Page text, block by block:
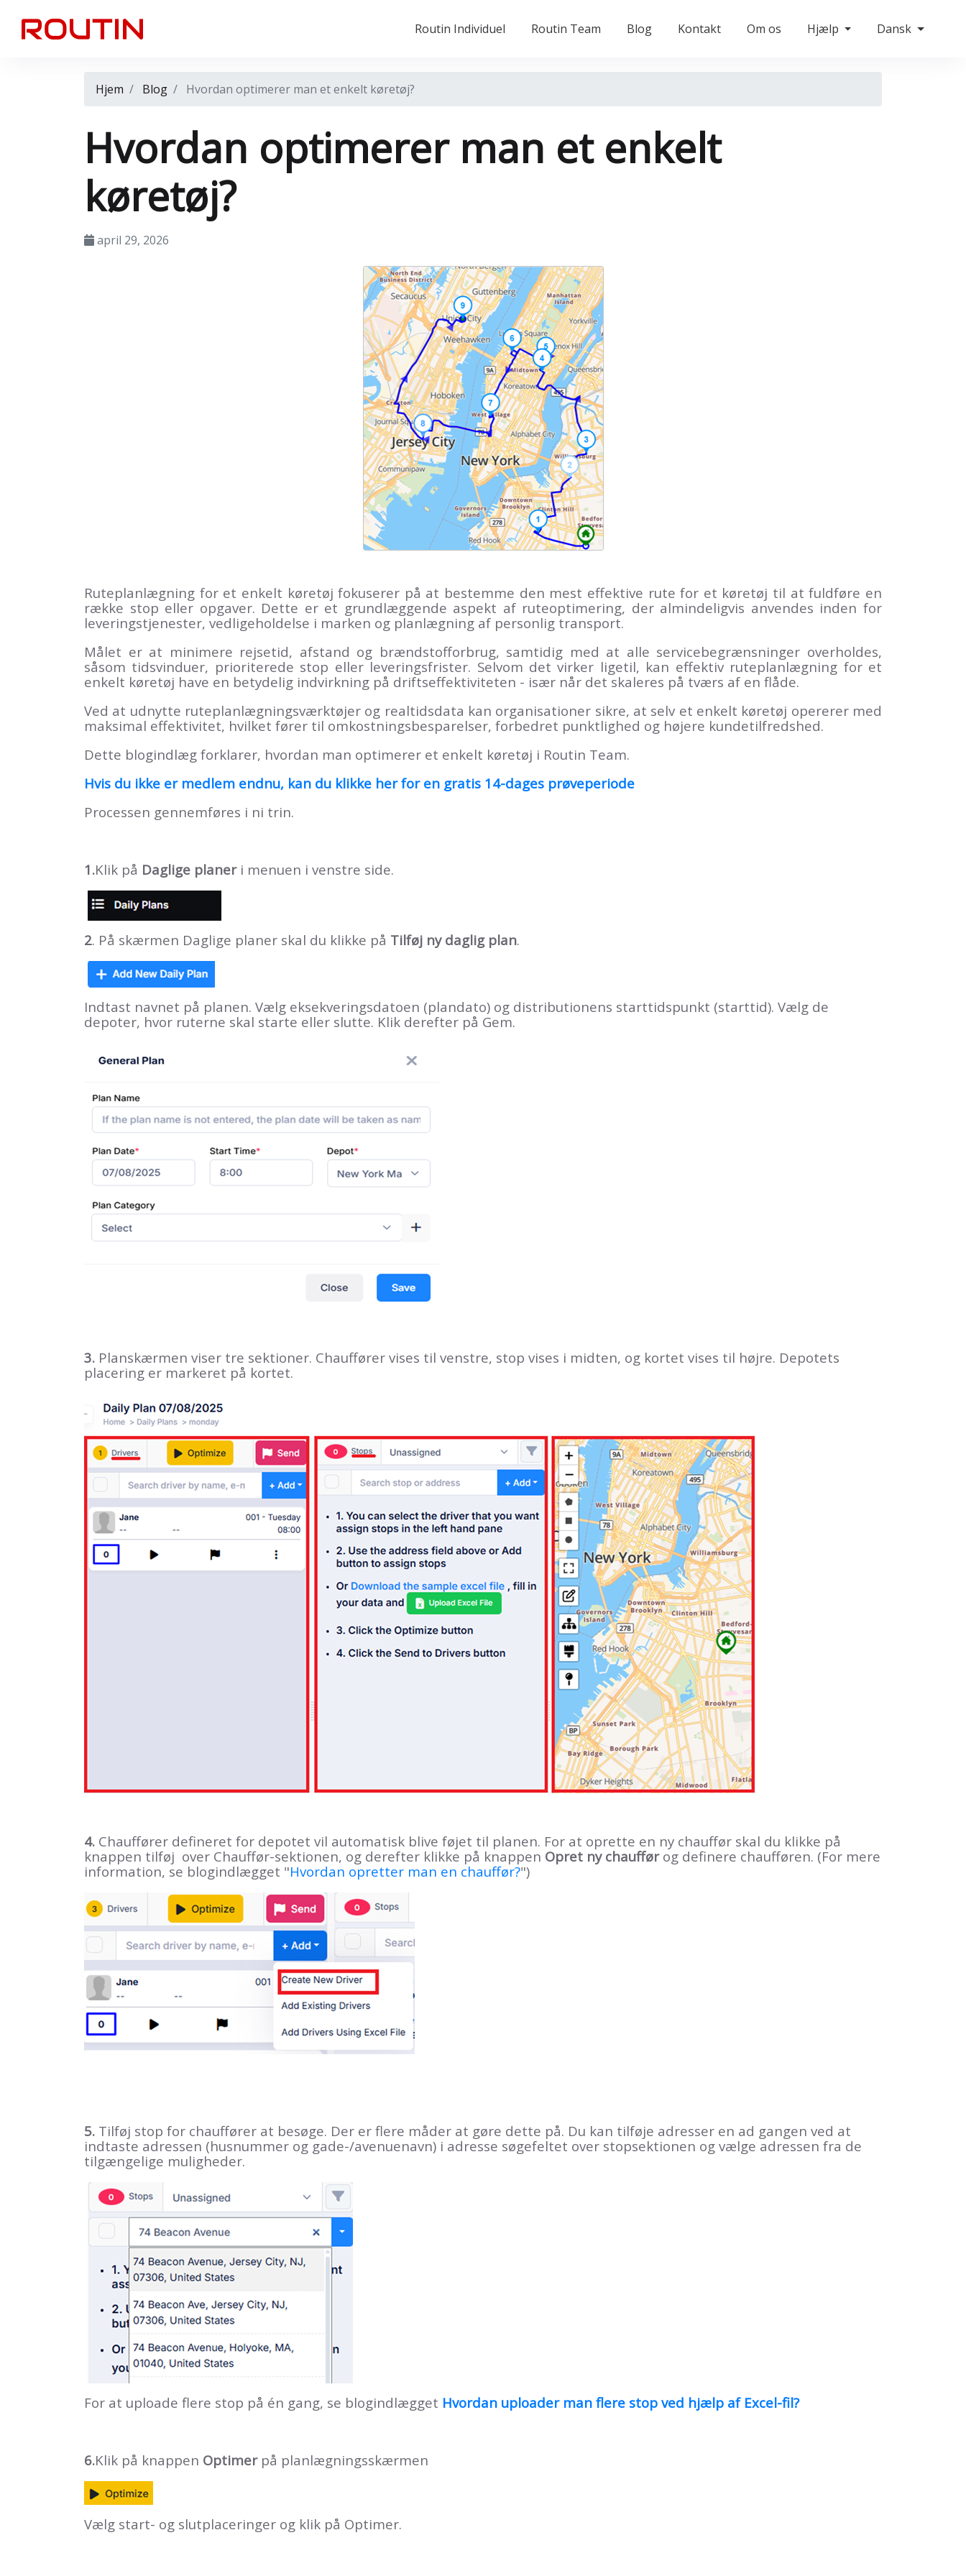
Routin Individuel Routin Team Blog Kontakt Om os Hjælp Dansk
Hjem Blog Hvordan optimerer man et enkelt køretøj?
Hvordan optimerer man et enkelt
køretøj?
april 29, 2026
Ruteplanlægning for et enkelt køretøj fokuserer på at bestemme den mest effektive rute for et køretøj til at fuldføre en
række stop eller opgaver. Dette er et grundlæggende aspekt af ruteoptimering, der almindeligvis anvendes inden for
leveringstjenester, vedligeholdelse i marken og planlægning af personlig transport.
Målet er at minimere rejsetid, afstand og brændstofforbrug, samtidig med at alle servicebegrænsninger overholdes,
såsom tidsvinduer, prioriterede stop eller leveringsfrister. Selvom det virker ligetil, kan effektiv ruteplanlægning for et
enkelt køretøj have en betydelig indvirkning på driftseffektiviteten - især når det skaleres på tværs af en flåde.
Ved at udnytte ruteplanlægningsværktøjer og realtidsdata kan organisationer sikre, at selv et enkelt køretøj opererer med
maksimal effektivitet, hvilket fører til omkostningsbesparelser, forbedret punktlighed og højere kundetilfredshed.
Dette blogindlæg forklarer, hvordan man optimerer et enkelt køretøj i Routin Team.
Hvis du ikke er medlem endnu, kan du klikke her for en gratis 14-dages prøveperiode
Processen gennemføres i ni trin.
1.Klik på Daglige planeri menuen i venstre side.
2. På skærmen Daglige planer skal du klikke på Tilføj ny daglig plan.
Indtast navnet på planen. Vælg eksekveringsdatoen (plandato) og distributionens starttidspunkt (starttid). Vælg de
depoter, hvor ruterne skal starte eller slutte. Klik derefter på Gem.
3. Planskærmen viser tre sektioner. Chauffører vises til venstre, stop vises i midten, og kortet vises til højre. Depotets
placering er markeret på kortet.
4. Chauffører defineret for depotet vil automatisk blive føjet til planen. For at oprette en ny chauffør skal du klikke på
knappen tilføj over Chauffør-sektionen, og derefter klikke på knappen Opret ny chaufførog definere chaufføren. (For mere
information, se blogindlægget "Hvordan opretter man en chauffør?")
5. Tilføj stop for chauffører at besøge. Der er flere måder at gøre dette på. Du kan tilføje adresser en ad gangen ved at
indtaste adressen (husnummer og gade-/avenuenavn) i adresse søgefeltet over stopsektionen og vælge adressen fra de
tilgængelige muligheder.
For at uploade flere stop på én gang, se blogindlægget Hvordan uploader man flere stop ved hjælp af Excel-fil?
6.Klik på knappen Optimerpå planlægningsskærmen
Vælg start- og slutplaceringer og klik på Optimer.